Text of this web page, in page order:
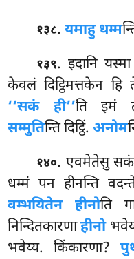
१३८.यमाहु धम्म
१३९. इदानि
केवलं दिट्ठिमत्तकेन हि
‘‘सकं ही’’ति इमं
सम्मुतिन्ति दिट्ठिं.अनोम
१४०. एवमेतेसुसकं
धम्मं पन हीनन्ति
वम्भयितेन हीनोति
निन्दितकारणाहीनो
भवेय्य. किंकारणा?